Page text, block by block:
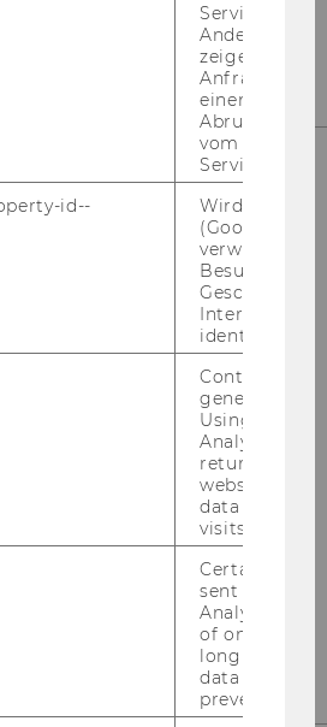
Service
Andere
zeigen Opt-
Anfrage im
einen Fehler
Abrufen
vom AMP
Service an.
id--
Wird von
(Google Tag
verwendet,
Besucher
Geschlecht
Interessen zu
identifizieren.
Contains a
generated
Using this
Analytics can
returning
website and
data from
visits.
Certain data
sent to
Analytics a
of once per
long as it is
data
prevented.